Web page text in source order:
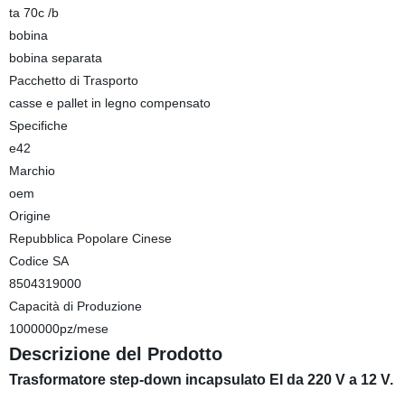
ta 70c /b
bobina
bobina separata
Pacchetto di Trasporto
casse e pallet in legno compensato
Specifiche
e42
Marchio
oem
Origine
Repubblica Popolare Cinese
Codice SA
8504319000
Capacità di Produzione
1000000pz/mese
Descrizione del Prodotto
Trasformatore step-down incapsulato EI da 220 V a 12 V.